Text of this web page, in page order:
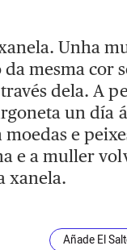
Unha
mesma cor
dela. A
un día
e
e a muller
xanela.
Añade El